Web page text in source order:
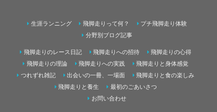
生涯ランニング 飛脚走りって何？
プチ飛脚走り体験
分野別ブログ記事
飛脚走りのレース日記 飛脚走りへの招待
飛脚走りの心得
飛脚走りの理論
飛脚走りへの実践
飛脚走りと身体感覚
つれずれ雑記
出会いの一冊、一場面
飛脚走りと食の楽しみ
飛脚走りと養生
最初のごあいさつ
お問い合わせ